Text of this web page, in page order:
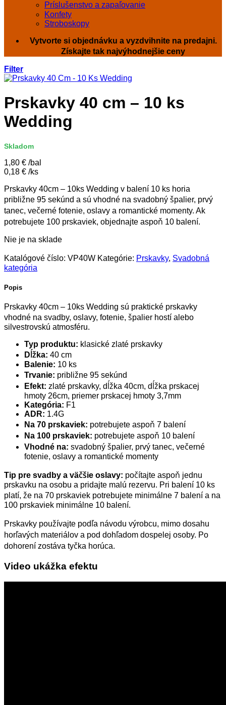
Príslušenstvo a zapaľovanie
Konfety
Stroboskopy
Vytvorte si objednávku a vyzdvihnite na predajni.
Získajte tak najvýhodnejšie ceny
Filter
Prskavky 40 cm – 10 ks
Wedding
Skladom
1,80 € /bal
0,18 € /ks
Prskavky 40cm – 10ks Wedding v balení 10 ks horia
približne 95 sekúnd a sú vhodné na svadobný špalier, prvý
tanec, večerné fotenie, oslavy a romantické momenty. Ak
potrebujete 100 prskaviek, objednajte aspoň 10 balení.
Nie je na sklade
Katalógové číslo: VP40W Kategórie: Prskavky, Svadobná
kategória
Popis
Prskavky 40cm – 10ks Wedding sú praktické prskavky
vhodné na svadby, oslavy, fotenie, špalier hostí alebo
silvestrovskú atmosféru.
Typ produktu: klasické zlaté prskavky
Dĺžka: 40 cm
Balenie: 10 ks
Trvanie: približne 95 sekúnd
Efekt: zlaté prskavky, dĺžka 40cm, dĺžka prskacej
hmoty 26cm, priemer prskacej hmoty 3,7mm
Kategória: F1
ADR: 1.4G
Na 70 prskaviek: potrebujete aspoň 7 balení
Na 100 prskaviek: potrebujete aspoň 10 balení
Vhodné na: svadobný špalier, prvý tanec, večerné
fotenie, oslavy a romantické momenty
Tip pre svadby a väčšie oslavy: počítajte aspoň jednu
prskavku na osobu a pridajte malú rezervu. Pri balení 10 ks
platí, že na 70 prskaviek potrebujete minimálne 7 balení a na
100 prskaviek minimálne 10 balení.
Prskavky používajte podľa návodu výrobcu, mimo dosahu
horľavých materiálov a pod dohľadom dospelej osoby. Po
dohorení zostáva tyčka horúca.
Video ukážka efektu